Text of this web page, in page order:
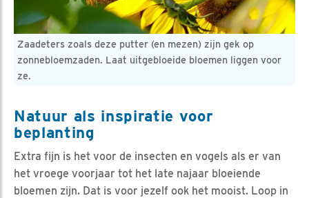
Zaadeters zoals deze putter (en mezen) zijn gek op
zonnebloemzaden. Laat uitgebloeide bloemen liggen voor
ze.
Natuur als inspiratie voor
beplanting
Extra fijn is het voor de insecten en vogels als er van
het vroege voorjaar tot het late najaar bloeiende
bloemen zijn. Dat is voor jezelf ook het mooist. Loop in